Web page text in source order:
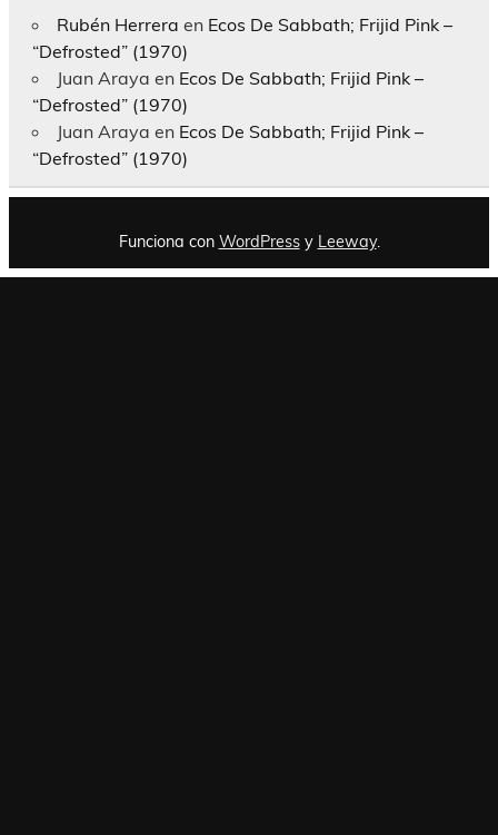
Rubén Herrera en Ecos De Sabbath; Frijid Pink –
“Defrosted” (1970)
Juan Araya en Ecos De Sabbath; Frijid Pink –
“Defrosted” (1970)
Juan Araya en Ecos De Sabbath; Frijid Pink –
“Defrosted” (1970)
Funciona con WordPressy Leeway.